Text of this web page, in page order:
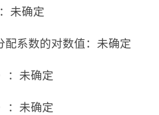
未确定
配系数的对数值：未确定
：未确定
：未确定